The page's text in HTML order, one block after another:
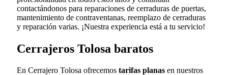
contactándonos para reparaciones de cerraduras de puertas,
mantenimiento de contraventanas, reemplazo de cerraduras
y reparación varias. ¡Nuestra experiencia está a tu servicio!
Cerrajeros Tolosa baratos
En Cerrajero Tolosa ofrecemos tarifas planas en nuestros